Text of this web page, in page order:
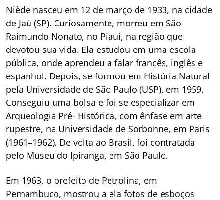
Niède nasceu em 12 de março de 1933, na cidade
de Jaú (SP). Curiosamente, morreu em São
Raimundo Nonato, no Piauí, na região que
devotou sua vida. Ela estudou em uma escola
pública, onde aprendeu a falar francês, inglês e
espanhol. Depois, se formou em História Natural
pela Universidade de São Paulo (USP), em 1959.
Conseguiu uma bolsa e foi se especializar em
Arqueologia Pré- Histórica, com ênfase em arte
rupestre, na Universidade de Sorbonne, em Paris
(1961–1962). De volta ao Brasil, foi contratada
pelo Museu do Ipiranga, em São Paulo.
Em 1963, o prefeito de Petrolina, em
Pernambuco, mostrou a ela fotos de esboços